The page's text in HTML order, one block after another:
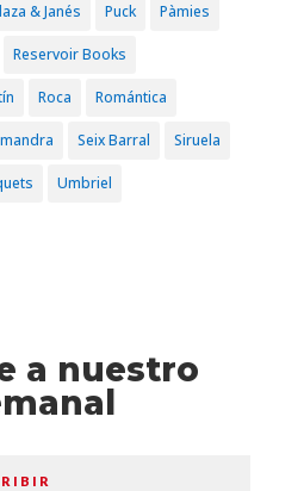
& Janés Puck Pàmies
Reservoir Books
Roca Romántica
Seix Barral Siruela
Umbriel
a nuestro